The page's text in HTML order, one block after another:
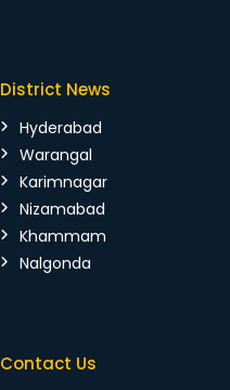
District News
Hyderabad
Warangal
Karimnagar
Nizamabad
Khammam
Nalgonda
Contact Us